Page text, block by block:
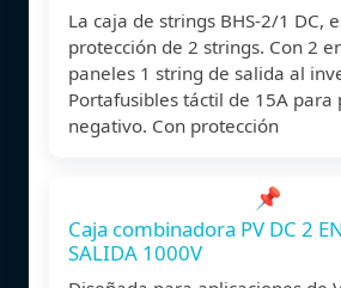
La caja de strings BHS-2/1 DC,
protección de 2 strings. Con 2
paneles 1 string de salida al
Portafusibles táctil de 15A para
negativo. Con protección
📌
Caja combinadora PV DC 2
SALIDA 1000V